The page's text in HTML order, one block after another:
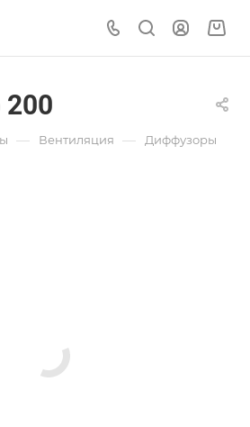
— Вентиляция — Диффузоры